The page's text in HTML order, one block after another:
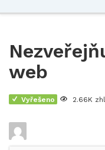
web
Vyřešeno 2.66K